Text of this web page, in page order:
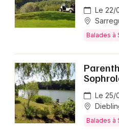
Newsletter des sorties
Artistes en tournée
Actus à Sarreguemines
Magazine à
Le 22/
Balades à
Le 25/
Balades à